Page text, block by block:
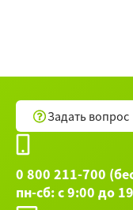
Задать вопрос
0 800 211-700
пн-сб: с 9:00 до